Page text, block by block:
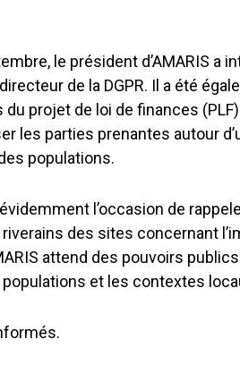
le président d’AMARIS
de la DGPR. Il a été
projet de loi de finances
les parties prenantes autour
populations.
l’occasion de
des sites concernant
attend des pouvoirs
et les contextes